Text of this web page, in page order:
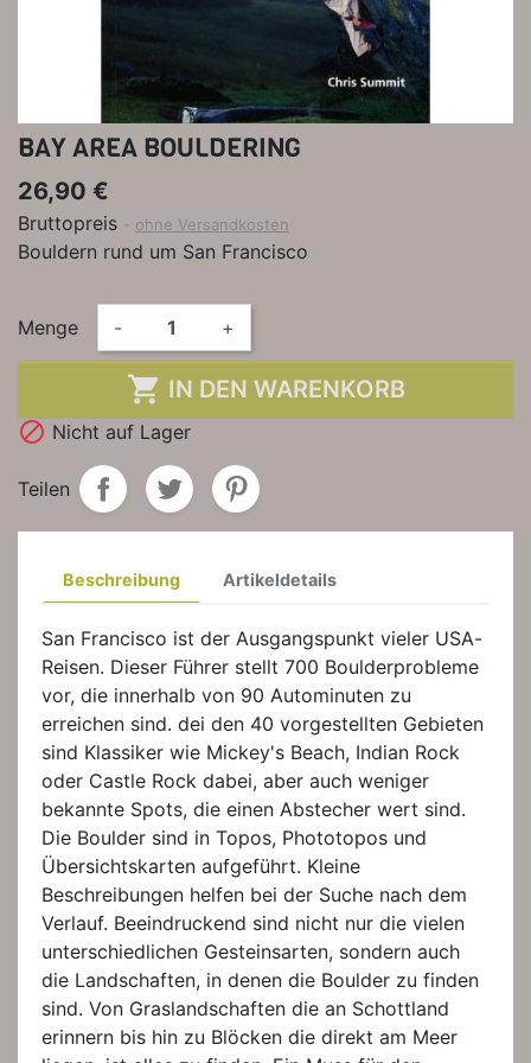
BAY AREA BOULDERING
26,90 €
Bruttopreis ohne Versandkosten
Bouldern rund um San Francisco
Menge - +
 IN DEN WARENKORB
 Nicht auf Lager
Teilen
Beschreibung Artikeldetails
San Francisco ist der Ausgangspunkt vieler USA-
Reisen. Dieser Führer stellt 700 Boulderprobleme
vor, die innerhalb von 90 Autominuten zu
erreichen sind. dei den 40 vorgestellten Gebieten
sind Klassiker wie Mickey's Beach, Indian Rock
oder Castle Rock dabei, aber auch weniger
bekannte Spots, die einen Abstecher wert sind.
Die Boulder sind in Topos, Phototopos und
Übersichtskarten aufgeführt. Kleine
Beschreibungen helfen bei der Suche nach dem
Verlauf. Beeindruckend sind nicht nur die vielen
unterschiedlichen Gesteinsarten, sondern auch
die Landschaften, in denen die Boulder zu finden
sind. Von Graslandschaften die an Schottland
erinnern bis hin zu Blöcken die direkt am Meer